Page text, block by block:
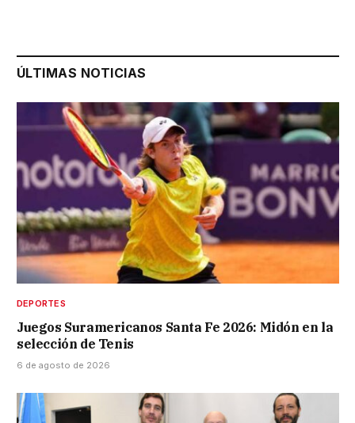
ÚLTIMAS NOTICIAS
DEPORTES
Juegos Suramericanos Santa Fe 2026: Midón en la
selección de Tenis
6 de agosto de 2026